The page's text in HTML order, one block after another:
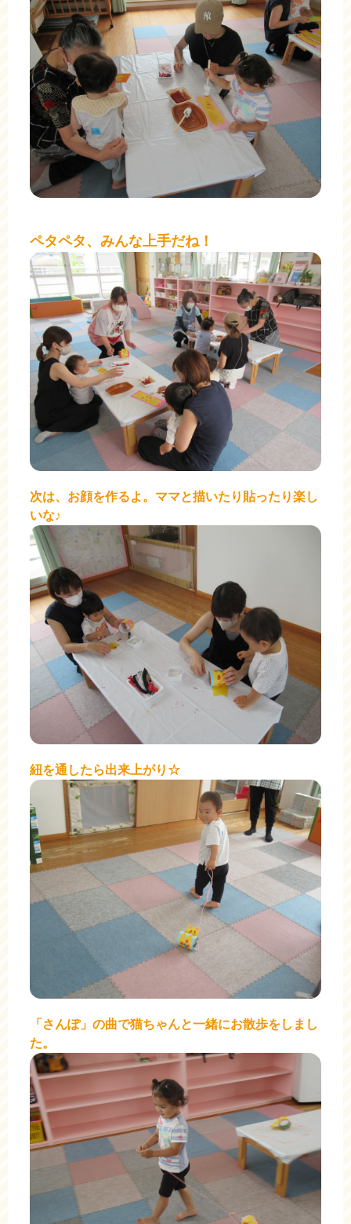
ペタペタ、みんな上手だね！
次は、お顔を作るよ。ママと描いたり貼ったり楽し
いな♪
紐を通したら出来上がり☆
「さんぽ」の曲で猫ちゃんと一緒にお散歩をしまし
た。